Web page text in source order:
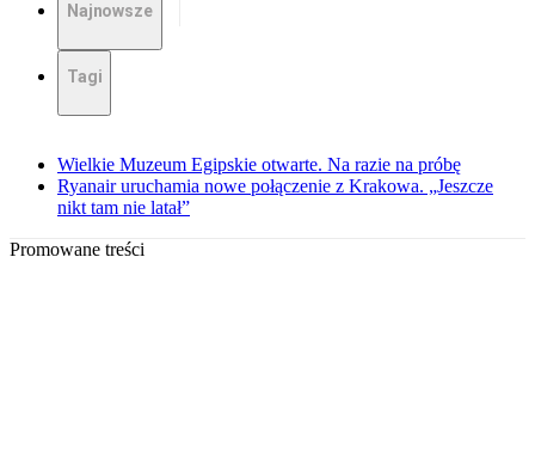
Najnowsze
Tagi
Wielkie Muzeum Egipskie otwarte. Na razie na próbę
Ryanair uruchamia nowe połączenie z Krakowa. „Jeszcze
nikt tam nie latał”
Promowane treści